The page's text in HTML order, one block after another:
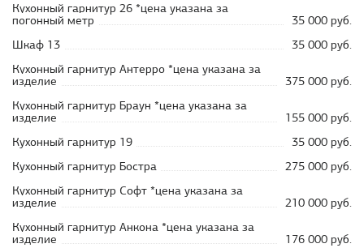
Кухонный гарнитур 26 *цена указана за
погонный метр
35 000 руб.
Шкаф 13
35 000 руб.
Кухонный гарнитур Антерро *цена указана за
изделие
375 000 руб.
Кухонный гарнитур Браун *цена указана за
изделие
155 000 руб.
Кухонный гарнитур 19
35 000 руб.
Кухонный гарнитур Бостра
275 000 руб.
Кухонный гарнитур Софт *цена указана за
изделие
210 000 руб.
Кухонный гарнитур Анкона *цена указана за
изделие
176 000 руб.